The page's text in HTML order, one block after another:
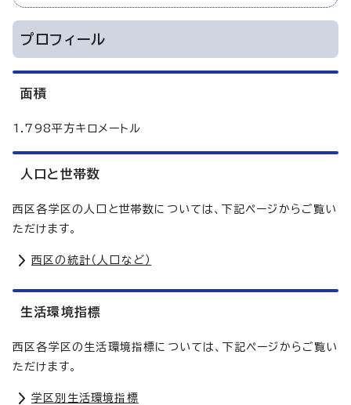
プロフィール
面積
1.798平方キロメートル
人口と世帯数
西区各学区の人口と世帯数については、下記ページからご覧い
ただけます。
西区の統計（人口など）
生活環境指標
西区各学区の生活環境指標については、下記ページからご覧い
ただけます。
学区別生活環境指標